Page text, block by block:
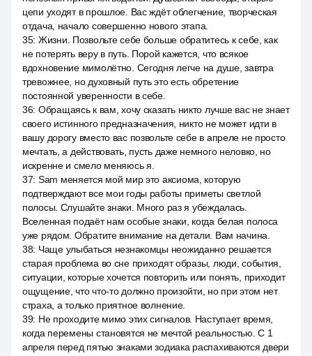
цепи уходят в прошлое. Вас ждёт облегчение, творческая
отдача, начало совершенно нового этапа.
35: Жизни. Позвольте себе больше обратитесь к себе, как
не потерять веру в путь. Порой кажется, что всякое
вдохновение мимолётно. Сегодня легче на душе, завтра
тревожнее, но духовный путь это есть обретение
постоянной уверенности в себе.
36: Обращаясь к вам, хочу сказать никто лучше вас не знает
своего истинного предназначения, никто не может идти в
вашу дорогу вместо вас позвольте себе в апреле не просто
мечтать, а действовать, пусть даже немного неловко, но
искренне и смело меняюсь я.
37: Sam меняется мой мир это аксиома, которую
подтверждают все мои годы работы приметы светлой
полосы. Слушайте знаки. Много раз я убеждалась.
Вселенная подаёт нам особые знаки, когда белая полоса
уже рядом. Обратите внимание на детали. Вам начина.
38: Чаще улыбаться незнакомцы неожиданно решается
старая проблема во сне приходят образы, люди, события,
ситуации, которые хочется повторить или понять, приходит
ощущение, что что-то должно произойти, но при этом нет
страха, а только приятное волнение.
39: Не проходите мимо этих сигналов. Наступает время,
когда перемены становятся не мечтой реальностью. С 1
апреля перед пятью знаками зодиака распахиваются двери